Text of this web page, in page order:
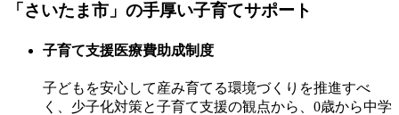
「さいたま市」の手厚い子育てサポート
子育て支援医療費助成制度
子どもを安心して産み育てる環境づくりを推進すべ
く、少子化対策と子育て支援の観点から、0歳から中学